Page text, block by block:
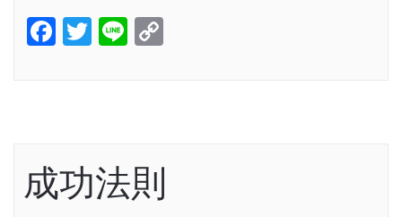
Facebook
Twitter
Line
成功法則